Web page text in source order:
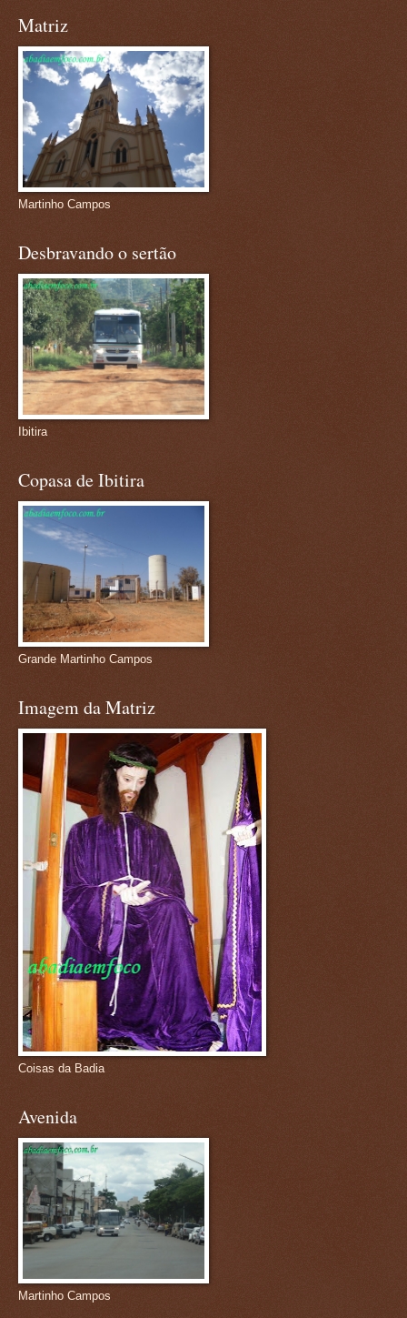
Matriz
Martinho Campos
Desbravando o sertão
Ibitira
Copasa de Ibitira
Grande Martinho Campos
Imagem da Matriz
Coisas da Badia
Avenida
Martinho Campos